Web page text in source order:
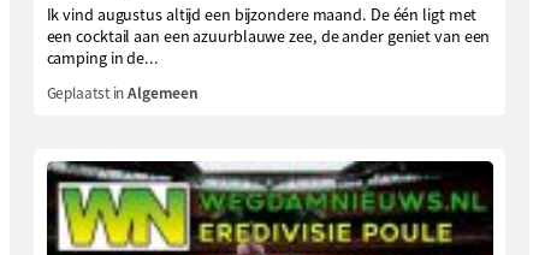
Ik vind augustus altijd een bijzondere maand. De één ligt met
een cocktail aan een azuurblauwe zee, de ander geniet van een
camping in de...
Geplaatst inAlgemeen